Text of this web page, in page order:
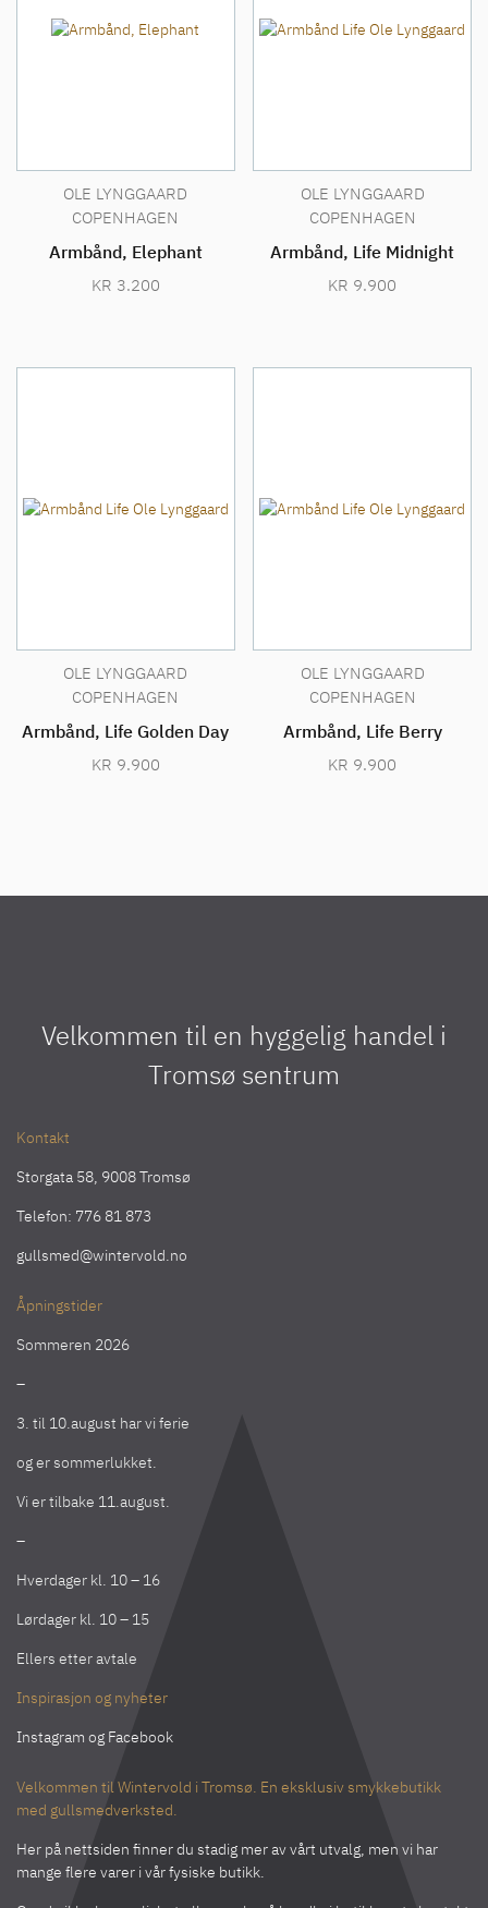
OLE LYNGGAARD
COPENHAGEN
Armbånd, Elephant
KR 3.200
OLE LYNGGAARD
COPENHAGEN
Armbånd, Life Midnight
KR 9.900
OLE LYNGGAARD
COPENHAGEN
Armbånd, Life Golden Day
KR 9.900
OLE LYNGGAARD
COPENHAGEN
Armbånd, Life Berry
KR 9.900
Velkommen til en hyggelig handel i
Tromsø sentrum
Kontakt
Storgata 58, 9008 Tromsø
Telefon: 776 81 873
gullsmed@wintervold.no
Åpningstider
Sommeren 2026
–
3. til 10.august har vi ferie
og er sommerlukket.
Vi er tilbake 11.august.
–
Hverdager kl. 10 – 16
Lørdager kl. 10 – 15
Ellers etter avtale
Inspirasjon og nyheter
Instagram og Facebook
Velkommen til Wintervold i Tromsø. En eksklusiv smykkebutikk
med gullsmedverksted.
Her på nettsiden finner du stadig mer av vårt utvalg, men vi har
mange flere varer i vår fysiske butikk.